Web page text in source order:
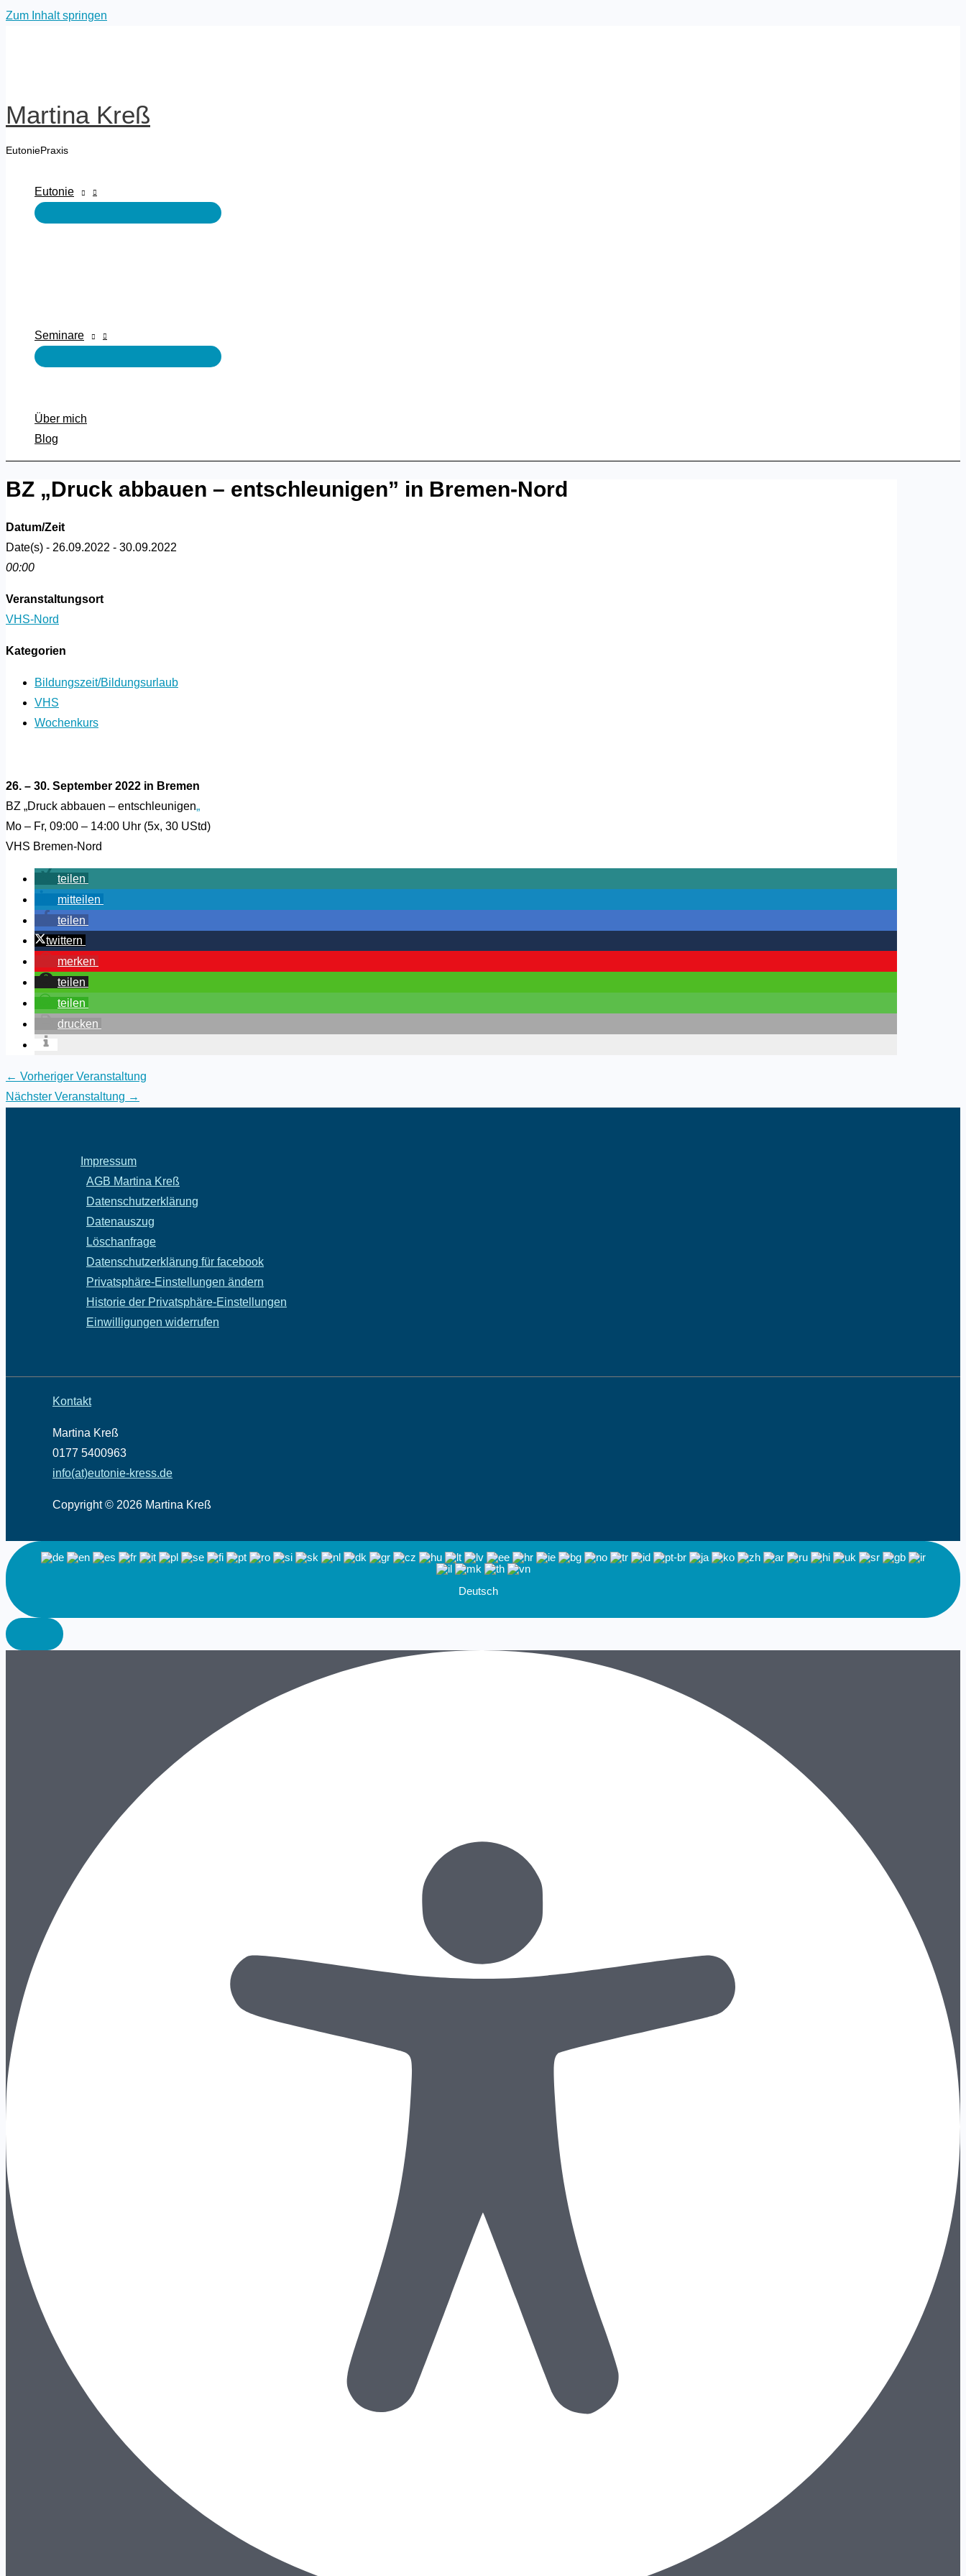
Zum Inhalt springen
Martina Kreß
EutoniePraxis
Eutonie
Seminare
Über mich
Blog
BZ „Druck abbauen – entschleunigen” in Bremen-Nord
Datum/Zeit
Date(s) - 26.09.2022 - 30.09.2022
00:00
Veranstaltungsort
VHS-Nord
Kategorien
Bildungszeit/Bildungsurlaub
VHS
Wochenkurs
26. – 30. September 2022 in Bremen
BZ „Druck abbauen – entschleunigen„
Mo – Fr, 09:00 – 14:00 Uhr (5x, 30 UStd)
VHS Bremen-Nord
teilen
mitteilen
teilen
twittern
merken
teilen
teilen
drucken
← Vorheriger Veranstaltung
Nächster Veranstaltung →
Impressum
AGB Martina Kreß
Datenschutzerklärung
Datenauszug
Löschanfrage
Datenschutzerklärung für facebook
Privatsphäre-Einstellungen ändern
Historie der Privatsphäre-Einstellungen
Einwilligungen widerrufen
Kontakt
Martina Kreß
0177 5400963
info(at)eutonie-kress.de
Copyright © 2026 Martina Kreß
Deutsch